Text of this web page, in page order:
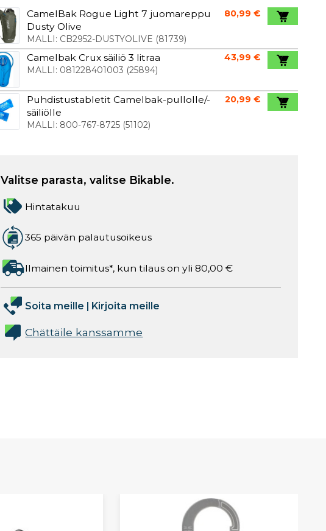
CamelBak Rogue Light 7 juomareppu
Dusty Olive
MALLI: CB2952-DUSTYOLIVE (81739)
80,99 €
Camelbak Crux säiliö 3 litraa
MALLI: 081228401003 (25894)
43,99 €
Puhdistustabletit Camelbak-pullolle/-
säiliölle
MALLI: 800-767-8725(51102)
20,99 €
Valitse parasta, valitse Bikable.
Hintatakuu
365 päivän palautusoikeus
Ilmainen toimitus*, kun tilaus on yli 80,00 €
Soita meille | Kirjoita meille
Chättäile kanssamme